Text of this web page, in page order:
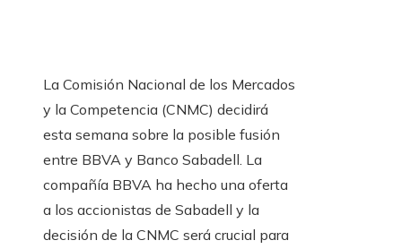
La Comisión Nacional de los Mercados
y la Competencia (CNMC) decidirá
esta semana sobre la posible fusión
entre BBVA y Banco Sabadell. La
compañía BBVA ha hecho una oferta
a los accionistas de Sabadell y la
decisión de la CNMC será crucial para